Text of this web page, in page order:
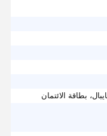
بطاقة الائتمان